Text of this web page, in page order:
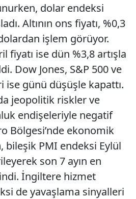
dolar endeksi
Altının ons fiyatı, %0,3
işlem görüyor.
fiyatı ise dün %3,8 artışla
Dow Jones, S&P 500 ve
ise günü düşüşle kapattı.
jeopolitik riskler ve
endişeleriyle negatif
Bölgesi’nde ekonomik
bileşik PMI endeksi Eylül
son 7 ayın en
İngiltere hizmet
de yavaşlama sinyalleri